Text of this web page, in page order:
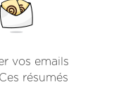
vos emails
résumés